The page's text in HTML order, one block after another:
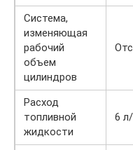
Система,
изменяющая
рабочий
объем
цилиндров
Расход
топливной
жидкости
6